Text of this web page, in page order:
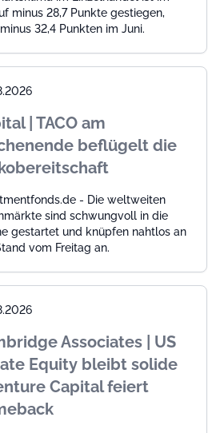
minus 28,7 Punkte gestiegen,
32,4 Punkten im Juni.
| TACO am
beflügelt die
- Die weltweiten
sind schwungvoll in die
gestartet und knüpfen nahtlos an
vom Freitag an.
Associates | US
Equity bleibt solide
Capital feiert